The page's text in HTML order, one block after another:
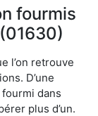
fourmis
l’on retrouve
D’une
dans
plus d’un.